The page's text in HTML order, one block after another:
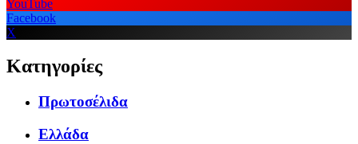
YouTube
Facebook
X
Κατηγορίες
Πρωτοσέλιδα
Ελλάδα